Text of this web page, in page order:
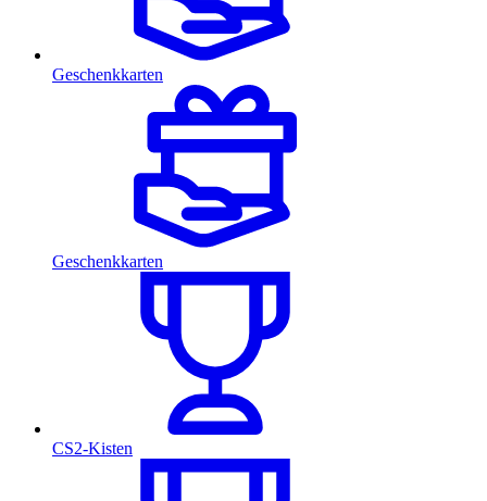
Geschenkkarten
Geschenkkarten
CS2-Kisten